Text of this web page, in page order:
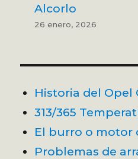
Alcorlo
26 enero, 2026
Historia del Opel
313/365
El burro o motor
Problemas de